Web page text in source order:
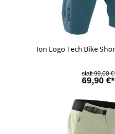
Ion Logo Tech Bike
69,90 €*
99,00